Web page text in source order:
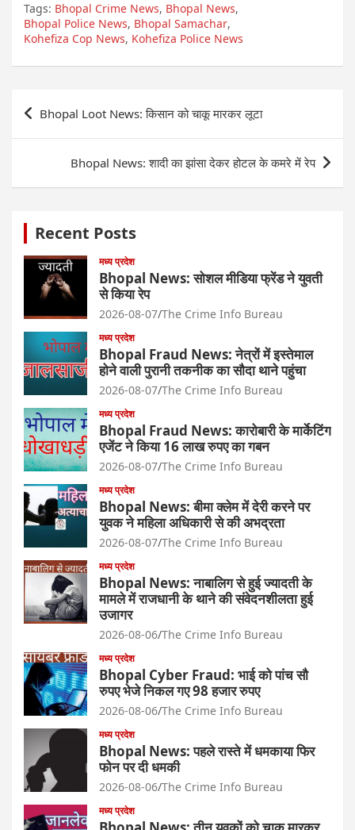
Tags: Bhopal Crime News, Bhopal News,
Bhopal Police News, Bhopal Samachar,
Kohefiza Cop News, Kohefiza Police News
Post
navigation
Bhopal Loot News: किसान को चाकू मारकर लूटा
Bhopal News: शादी का झांसा देकर होटल के कमरे में रेप
Recent Posts
मध्य प्रदेश
Bhopal News: सोशल मीडिया फ्रेंड ने युवती
से किया रेप
2026-08-07 The Crime Info Bureau
मध्य प्रदेश
Bhopal Fraud News: नेत्रों में इस्तेमाल
होने वाली पुरानी तकनीक का सौदा थाने पहुंचा
2026-08-07 The Crime Info Bureau
मध्य प्रदेश
Bhopal Fraud News: कारोबारी के मार्केटिंग
एजेंट ने किया 16 लाख रुपए का गबन
2026-08-07 The Crime Info Bureau
मध्य प्रदेश
Bhopal News: बीमा क्लेम में देरी करने पर
युवक ने महिला अधिकारी से की अभद्रता
2026-08-07 The Crime Info Bureau
मध्य प्रदेश
Bhopal News: नाबालिग से हुई ज्यादती के
मामले में राजधानी के थाने की संवेदनशीलता हुई
उजागर
2026-08-06 The Crime Info Bureau
मध्य प्रदेश
Bhopal Cyber Fraud: भाई को पांच सौ
रुपए भेजे निकल गए 98 हजार रुपए
2026-08-06 The Crime Info Bureau
मध्य प्रदेश
Bhopal News: पहले रास्ते में धमकाया फिर
फोन पर दी धमकी
2026-08-06 The Crime Info Bureau
मध्य प्रदेश